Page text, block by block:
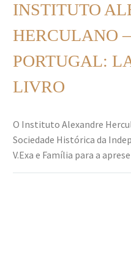
INSTITUTO
HERCULANO
PORTUGAL:
LIVRO
O Instituto Alexandre
Sociedade Histórica da
V.Exa e Família para a